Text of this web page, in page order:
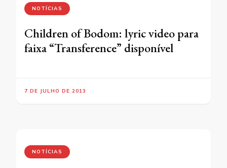
NOTÍCIAS
Children of Bodom: lyric video para
faixa “Transference” disponível
7 DE JULHO DE 2013
NOTÍCIAS